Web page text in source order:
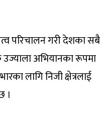
परिचालन गरी देशका सबै
अभियानका रूपमा
लागि निजी क्षेत्रलाई
।